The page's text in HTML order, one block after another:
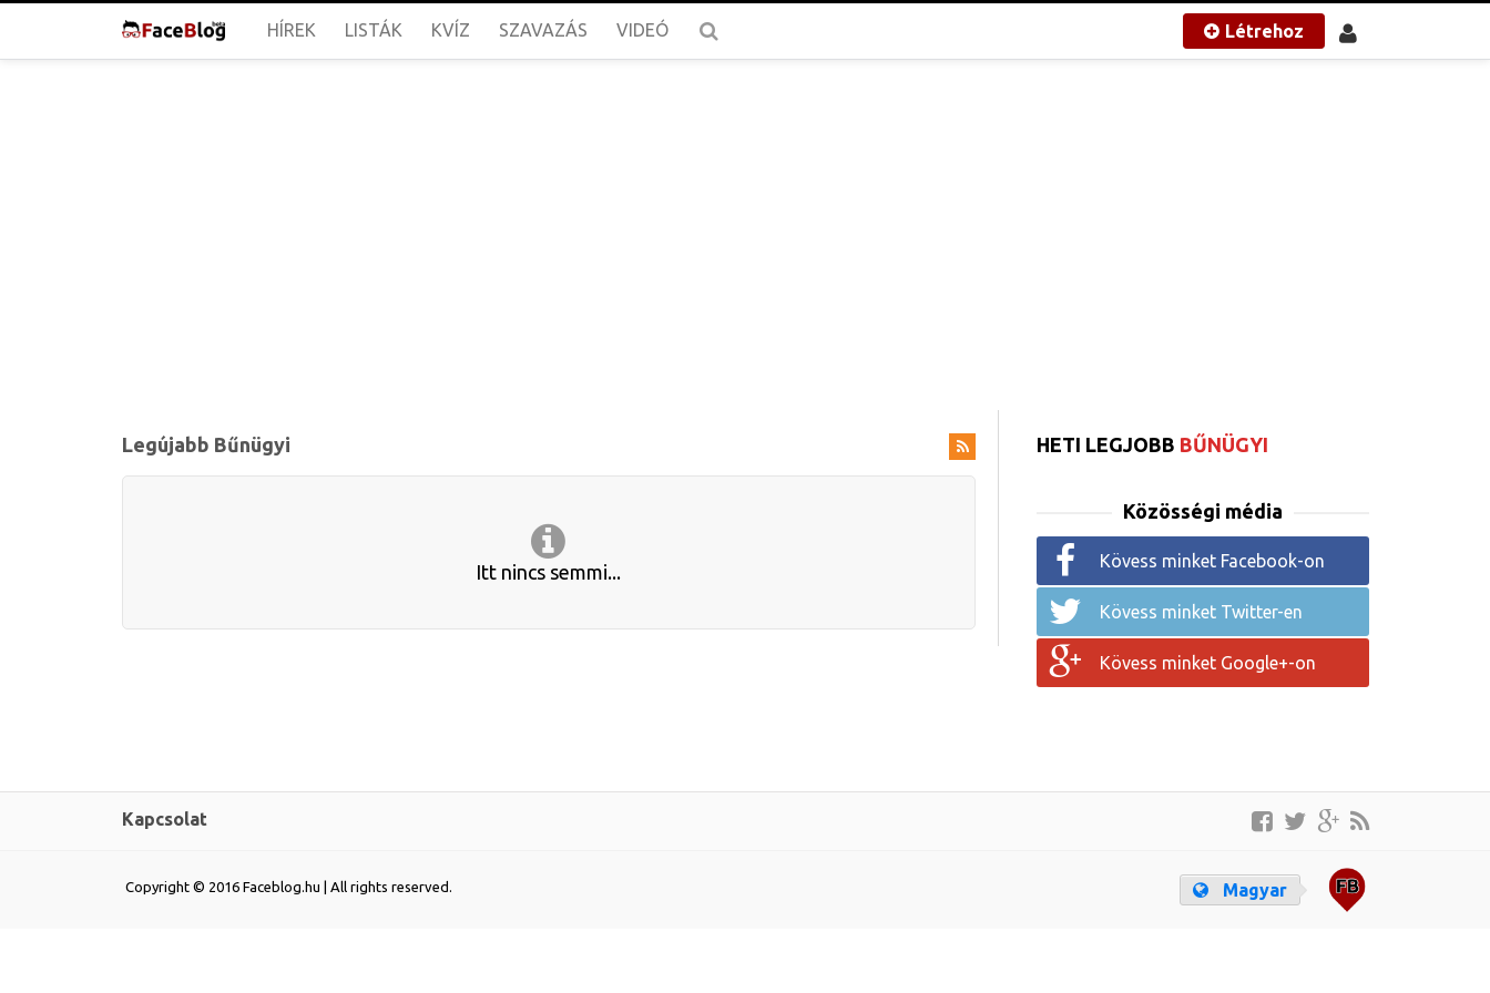
HÍREK LISTÁK KVÍZ SZAVAZÁS VIDEÓ Létrehoz
Legújabb Bűnügyi
Itt nincs semmi...
HETI LEGJOBB BŰNÜGYI
Közösségi média
Kövess minket Facebook-on
Kövess minket Twitter-en
Kövess minket Google+-on
Kapcsolat
Magyar
Copyright © 2016 Faceblog.hu | All rights reserved.